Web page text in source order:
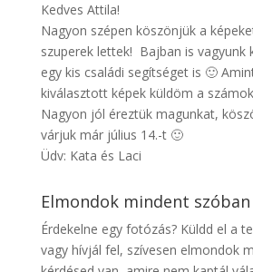
Kedves Attila!
Nagyon szépen köszönjük a
szuperek lettek! Bajban is vagyunk
egy kis családi segítséget is 🙂
kiválasztott képek küldöm a
Nagyon jól éreztük magunkat,
várjuk már július 14.-t 🙂
Üdv: Kata és Laci
Elmondok mindent szóban
Érdekelne egy fotózás? Küldd el a
vagy hívjál fel, szívesen elmondok